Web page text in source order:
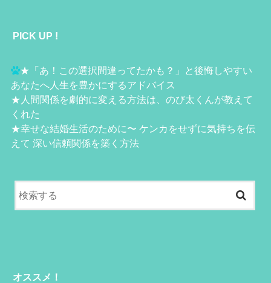
PICK UP !
★ 「あ！この選択間違ってたかも？」と後悔しやすい
あなたへ人生を豊かにするアドバイス
★ 人間関係を劇的に変える方法は、のび太くんが教えて
くれた
★幸せな結婚生活のために〜 ケンカをせずに気持ちを伝
えて 深い信頼関係を築く方法
オススメ！